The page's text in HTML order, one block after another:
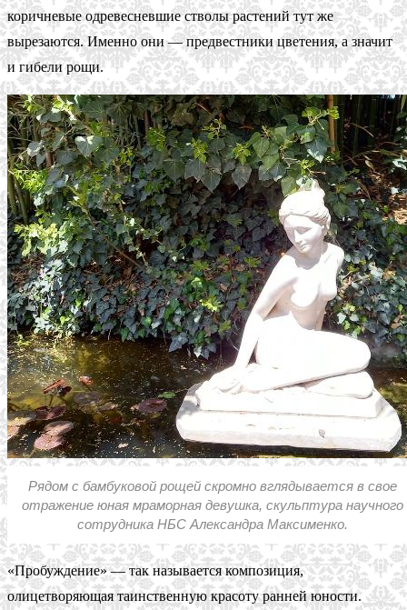
коричневые одревесневшие стволы растений тут же
вырезаются. Именно они — предвестники цветения, а значит
и гибели рощи.
Рядом с бамбуковой рощей скромно вглядывается в свое
отражение юная мраморная девушка, скульптура научного
сотрудника НБС Александра Максименко.
«Пробуждение» — так называется композиция,
олицетворяющая таинственную красоту ранней юности.